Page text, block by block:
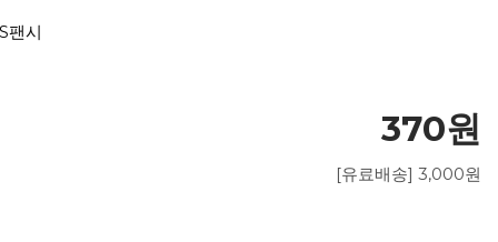
팬시
370원
[유료배송] 3,000원